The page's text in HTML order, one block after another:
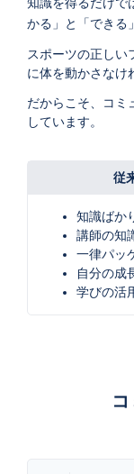
かる」と「できる
スポーツの正しい
に体を動かさなけ
だからこそ、コミ
しています。
従
知識ばか
講師の知
一律パッ
自分の成
学びの活